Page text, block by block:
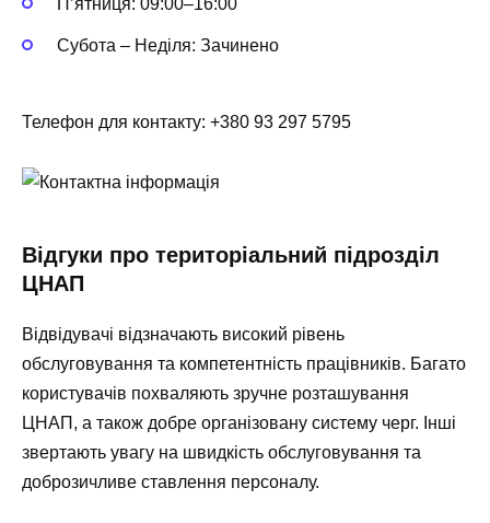
П’ятниця: 09:00–16:00
Субота – Неділя: Зачинено
Телефон для контакту: +380 93 297 5795
Відгуки про територіальний підрозділ
ЦНАП
Відвідувачі відзначають високий рівень
обслуговування та компетентність працівників. Багато
користувачів похваляють зручне розташування
ЦНАП, а також добре організовану систему черг. Інші
звертають увагу на швидкість обслуговування та
доброзичливе ставлення персоналу.